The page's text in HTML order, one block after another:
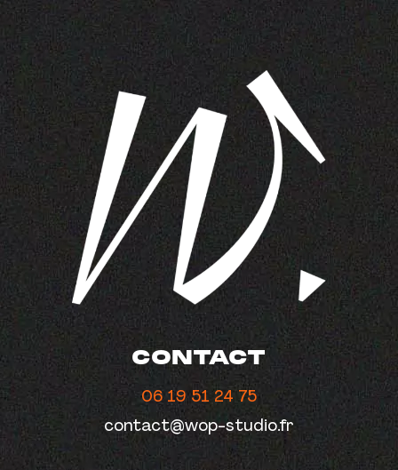
CONTACT
06 19 51 24 75
contact@wop-studio.fr